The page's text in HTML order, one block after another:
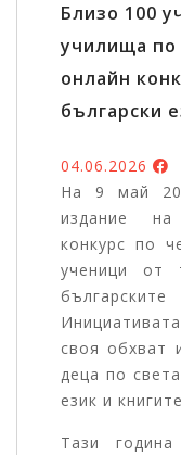
Близо 100
училища по
онлайн
български
04.06.2026
На 9 май
издание на
конкурс по
ученици от
своя обхват
деца по
език и
Тази